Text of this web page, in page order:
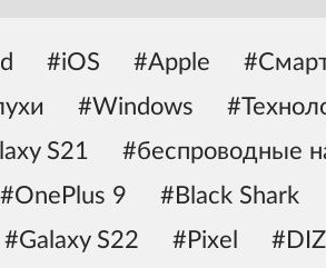
#iOS #Apple
#Windows
S21 #беспроводные
#OnePlus 9 #Black Shark
#Galaxy S22 #Pixel